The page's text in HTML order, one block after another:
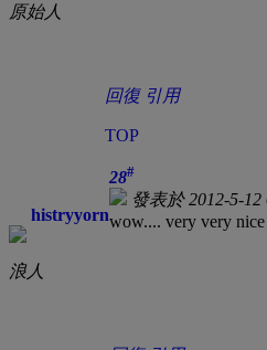
原始人
回復 引用
TOP
histryyorn
浪人
28#
發表於 2012-5-12
wow.... very very